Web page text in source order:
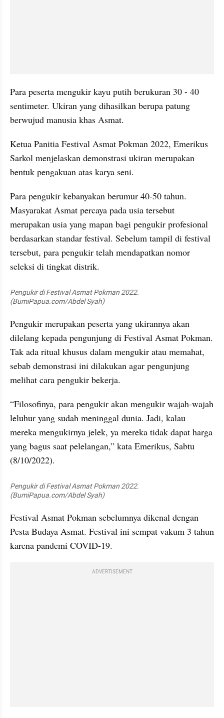
Para peserta mengukir kayu putih berukuran 30 - 40
sentimeter. Ukiran yang dihasilkan berupa patung
berwujud manusia khas Asmat.
Ketua Panitia Festival Asmat Pokman 2022, Emerikus
Sarkol menjelaskan demonstrasi ukiran merupakan
bentuk pengakuan atas karya seni.
Para pengukir kebanyakan berumur 40-50 tahun.
Masyarakat Asmat percaya pada usia tersebut
merupakan usia yang mapan bagi pengukir profesional
berdasarkan standar festival. Sebelum tampil di festival
tersebut, para pengukir telah mendapatkan nomor
seleksi di tingkat distrik.
Pengukir di Festival Asmat Pokman 2022.
(BumiPapua.com/Abdel Syah)
Pengukir merupakan peserta yang ukirannya akan
dilelang kepada pengunjung di Festival Asmat Pokman.
Tak ada ritual khusus dalam mengukir atau memahat,
sebab demonstrasi ini dilakukan agar pengunjung
melihat cara pengukir bekerja.
“Filosofinya, para pengukir akan mengukir wajah-wajah
leluhur yang sudah meninggal dunia. Jadi, kalau
mereka mengukirnya jelek, ya mereka tidak dapat harga
yang bagus saat pelelangan,” kata Emerikus, Sabtu
(8/10/2022).
Pengukir di Festival Asmat Pokman 2022.
(BumiPapua.com/Abdel Syah)
Festival Asmat Pokman sebelumnya dikenal dengan
Pesta Budaya Asmat. Festival ini sempat vakum 3 tahun
karena pandemi COVID-19.
ADVERTISEMENT